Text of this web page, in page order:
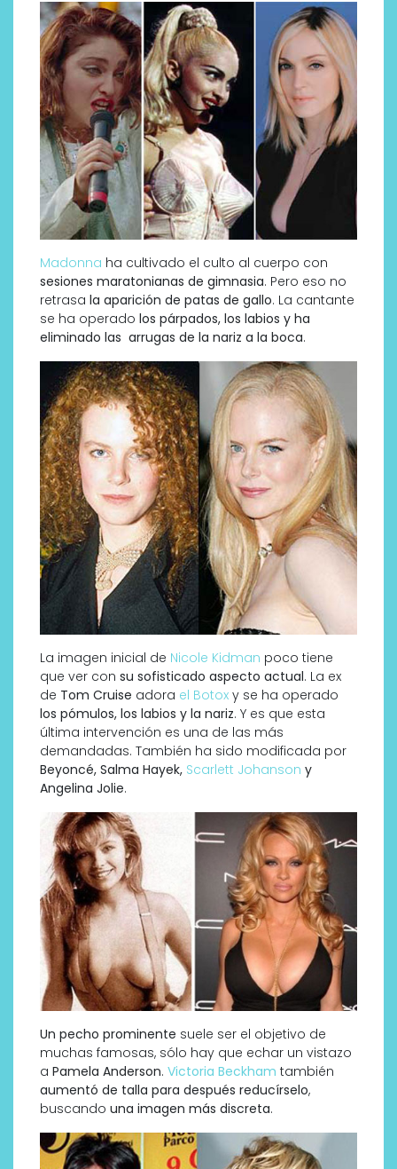
Madonna ha cultivado el culto al cuerpo con
sesiones maratonianas de gimnasia. Pero eso no
retrasa la aparición de patas de gallo. La cantante
se ha operado los párpados, los labios y ha
eliminado las arrugas de la nariz a la boca.
La imagen inicial de Nicole Kidman poco tiene
que ver con su sofisticado aspecto actual. La ex
de Tom Cruise adora el Botox y se ha operado
los pómulos, los labios y la nariz. Y es que esta
última intervención es una de las más
demandadas. También ha sido modificada por
Beyoncé, Salma Hayek, Scarlett Johanson y
Angelina Jolie.
Un pecho prominente suele ser el objetivo de
muchas famosas, sólo hay que echar un vistazo
a Pamela Anderson. Victoria Beckham también
aumentó de talla para después reducírselo,
buscando una imagen más discreta.